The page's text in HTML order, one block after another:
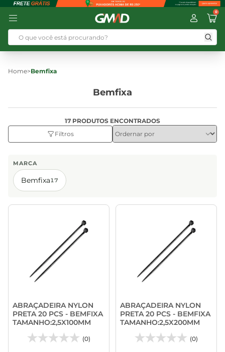
0
Home>Bemfixa
Bemfixa
17 PRODUTOS ENCONTRADOS
Filtros
MARCA
Bemfixa17
ABRAÇADEIRA NYLON
PRETA 20 PCS - BEMFIXA
TAMANHO:2,5X100MM
(0)
ABRAÇADEIRA NYLON
PRETA 20 PCS - BEMFIXA
TAMANHO:2,5X200MM
(0)